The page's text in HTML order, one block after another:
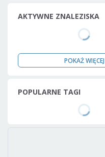
AKTYWNE ZNALEZISKA
POKAŻ WIĘCEJ
POPULARNE TAGI